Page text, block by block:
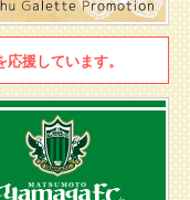
応援しています。